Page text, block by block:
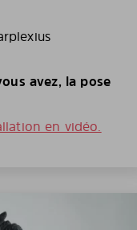
avez, la pose
en vidéo.